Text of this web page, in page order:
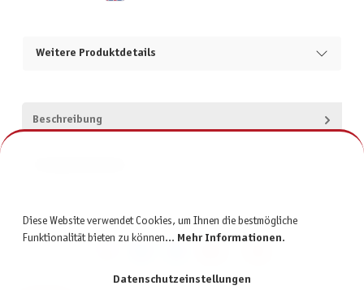
Weitere Produktdetails
Beschreibung
Diese Website verwendet Cookies, um Ihnen die bestmögliche
Funktionalität bieten zu können... Mehr Informationen.
Datenschutzeinstellungen